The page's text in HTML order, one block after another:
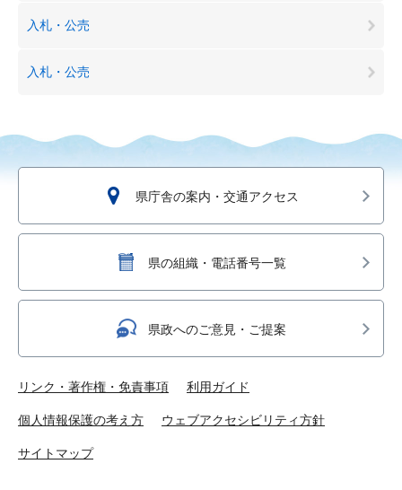
入札・公売
入札・公売
県庁舎の案内・交通アクセス
県の組織・電話番号一覧
県政へのご意見・ご提案
リンク・著作権・免責事項 利用ガイド
個人情報保護の考え方 ウェブアクセシビリティ方針
サイトマップ